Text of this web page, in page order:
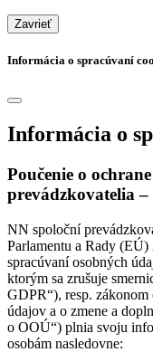
Zavrieť
Informácia o spracúvaní
Informácia o
Poučenie o
prevádzkovatelia –
NN spoloční
Parlamentu a Rady
spracúvaní osobných
ktorým sa zrušuje
GDPR“), resp.
údajov a o zmene a
o OOÚ“) plnia svoju
osobám nasledovne: